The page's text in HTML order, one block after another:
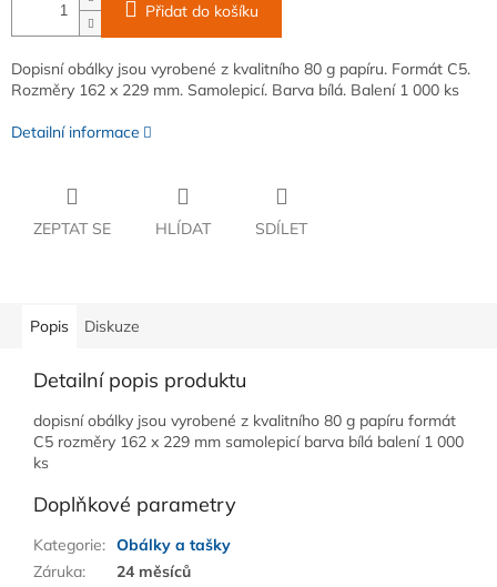
Přidat do košíku
Dopisní obálky jsou vyrobené z kvalitního 80 g papíru. Formát C5.
Rozměry 162 x 229 mm. Samolepicí. Barva bílá. Balení 1 000 ks
Detailní informace
ZEPTAT SE HLÍDAT SDÍLET
Popis Diskuze
Detailní popis produktu
dopisní obálky jsou vyrobené z kvalitního 80 g papíru formát
C5 rozměry 162 x 229 mm samolepicí barva bílá balení 1 000
ks
Doplňkové parametry
Kategorie: Obálky a tašky
Záruka: 24 měsíců